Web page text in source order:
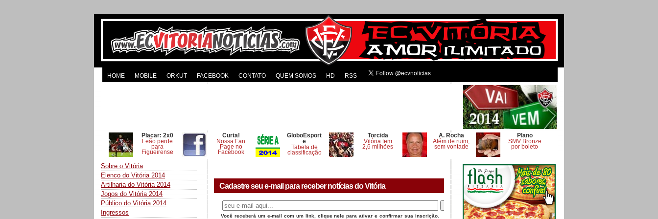
HOME MOBILE ORKUT FACEBOOK CONTATO QUEM SOMOS HD RSS
Placar: 2x0
Leão perde
para
Figueirense
Curta!
Nossa Fan
Page no
Facebook
GloboEsport
e
Tabela de
classificação
Torcida
Vitória tem
2,6 milhões
A. Rocha
Além de ruim,
sem vontade
Plano
SMV Bronze
por boleto
Sobre o Vitória
Elenco do Vitória 2014
Artilharia do Vitória 2014
Jogos do Vitória 2014
Público do Vitória 2014
Ingressos
Cadastre seu e-mail para receber notícias do Vitória
Você receberá um e-mail com um link, clique nele para ativar e confirmar sua inscrição